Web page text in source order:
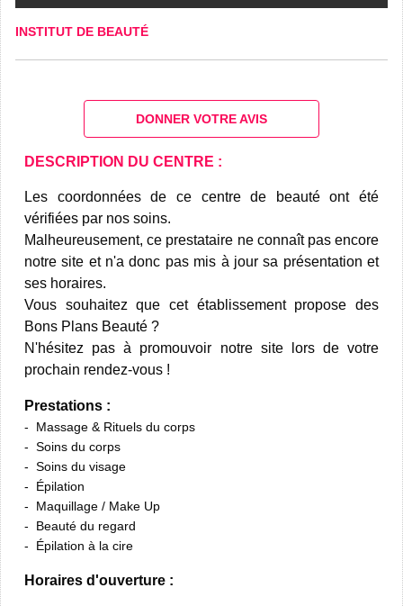
INSTITUT DE BEAUTÉ
DONNER VOTRE AVIS
DESCRIPTION DU CENTRE :
Les coordonnées de ce centre de beauté ont été
vérifiées par nos soins.
Malheureusement, ce prestataire ne connaît pas encore
notre site et n'a donc pas mis à jour sa présentation et
ses horaires.
Vous souhaitez que cet établissement propose des
Bons Plans Beauté ?
N'hésitez pas à promouvoir notre site lors de votre
prochain rendez-vous !
Prestations :
Massage & Rituels du corps
Soins du corps
Soins du visage
Épilation
Maquillage / Make Up
Beauté du regard
Épilation à la cire
Horaires d'ouverture :